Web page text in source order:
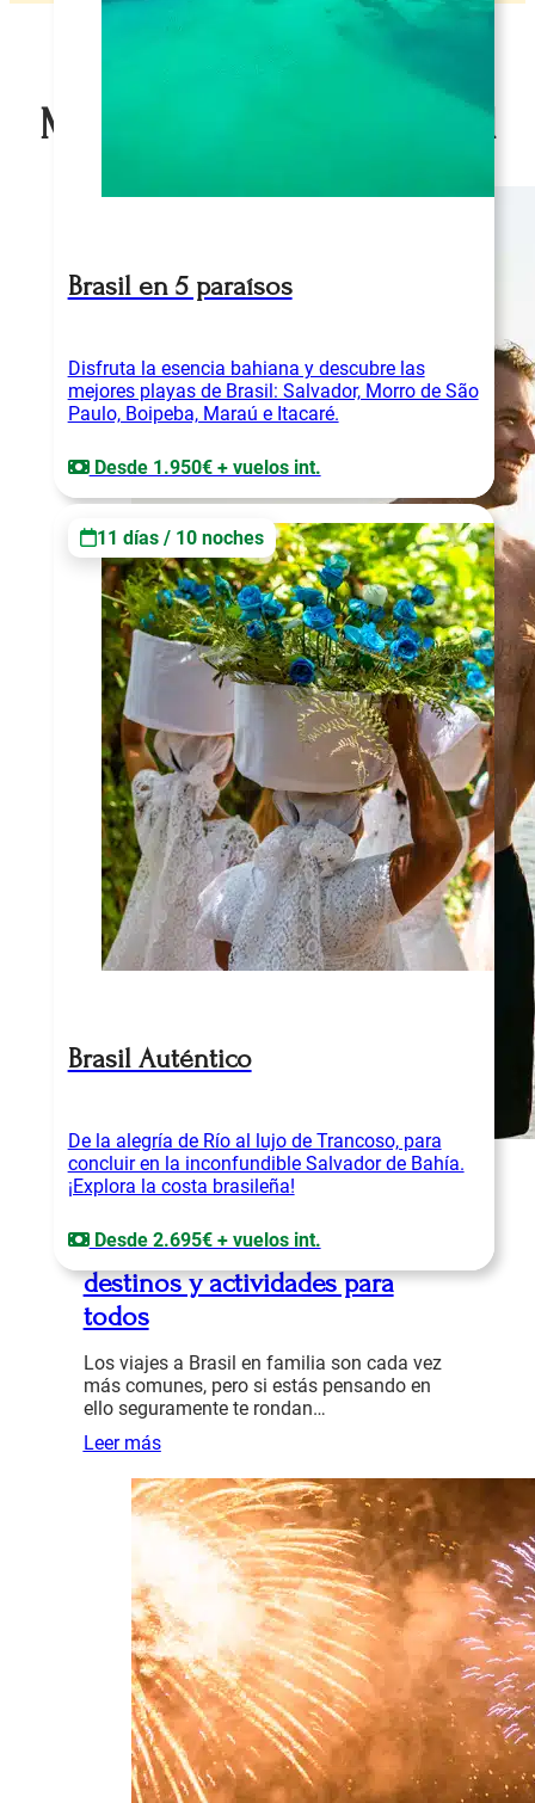
Brasil en 5 paraísos
Disfruta la esencia bahiana y descubre las
mejores playas de Brasil: Salvador, Morro de São
Paulo, Boipeba, Maraú e Itacaré.
Desde 1.950€ + vuelos int.
11 días / 10 noches
Brasil Auténtico
De la alegría de Río al lujo de Trancoso, para
concluir en la inconfundible Salvador de Bahía.
¡Explora la costa brasileña!
Desde 2.695€ + vuelos int.
Mis artículos sobre Brasil
Información general
Viajes a Brasil en familia:
destinos y actividades para
todos
Los viajes a Brasil en familia son cada vez
más comunes, pero si estás pensando en
ello seguramente te rondan…
Leer más